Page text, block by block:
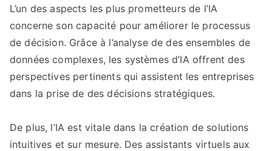
L’un des aspects les plus prometteurs de l’IA
concerne son capacité pour améliorer le processus
de décision. Grâce à l’analyse de des ensembles de
données complexes, les systèmes d’IA offrent des
perspectives pertinents qui assistent les entreprises
dans la prise de des décisions stratégiques.
De plus, l’IA est vitale dans la création de solutions
intuitives et sur mesure. Des assistants virtuels aux